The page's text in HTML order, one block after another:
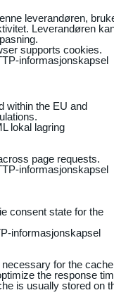
leverandøren,
Leverandøren
supports cookies.
informasjonskapsel
within the EU and
lokal lagring
page requests.
informasjonskapsel
consent state for the
informasjonskapsel
for the cache
the response
is usually stored on